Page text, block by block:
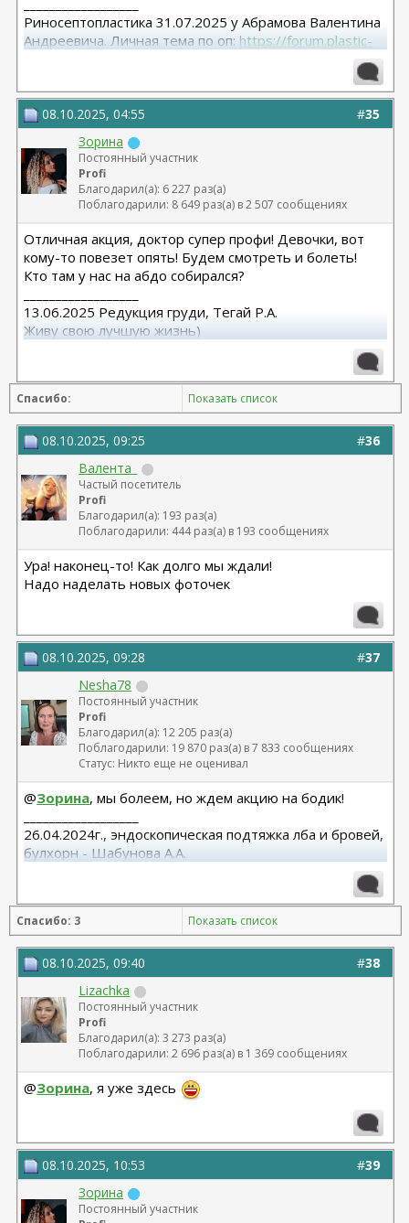
Риносептопластика 31.07.2025 у Абрамова Валентина
Андреевича. Личная тема по оп:https://forum.plastic-
#35
08.10.2025, 04:55
Зорина
Постоянный участник
Profi
Благодарил(а): 6 227 раз(а)
Поблагодарили: 8 649 раз(а) в 2 507 сообщениях
Отличная акция, доктор супер профи! Девочки, вот
кому-то повезет опять! Будем смотреть и болеть!
Кто там у нас на абдо собирался?
13.06.2025 Редукция груди, Тегай Р.А.
Живу свою лучшую жизнь)
Спасибо: Показать список
#36
08.10.2025, 09:25
Валента_
Частый посетитель
Profi
Благодарил(а): 193 раз(а)
Поблагодарили: 444 раз(а) в 193 сообщениях
Ура! наконец-то! Как долго мы ждали!
Надо наделать новых фоточек
#37
08.10.2025, 09:28
Nesha78
Постоянный участник
Profi
Благодарил(а): 12 205 раз(а)
Поблагодарили: 19 870 раз(а) в 7 833 сообщениях
Статус: Никто еще не оценивал
@Зорина, мы болеем, но ждем акцию на бодик!
26.04.2024г., эндоскопическая подтяжка лба и бровей,
булхорн - Шабунова А.А.
06.12.2024г., бодилифт, липофилинг ягодиц, редукция
22.09.2025г. брахио пластика+торсопластика -
Бабикова М.А.
06.01.2026г. феморо пластика+липо ног - Бабикова
М.А.
Спасибо: 3 Показать список
#38
08.10.2025, 09:40
Lizachka
Постоянный участник
Profi
Благодарил(а): 3 273 раз(а)
Поблагодарили: 2 696 раз(а) в 1 369 сообщениях
@Зорина, я уже здесь
#39
08.10.2025, 10:53
Зорина
Постоянный участник